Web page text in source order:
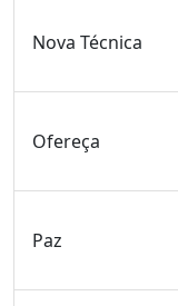
Nova Técnica
Ofereça
Paz